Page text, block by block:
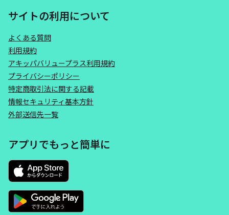
サイトの利用について
よくある質問
利用規約
アキッパバリュープラス利用規約
プライバシーポリシー
特定商取引法に関する記載
情報セキュリティ基本方針
外部送信先一覧
アプリでもっと簡単に